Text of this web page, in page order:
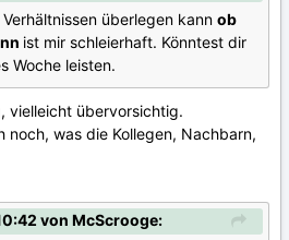
überlegen kann ob
ist mir schleierhaft. Könntest dir
Woche leisten.
vielleicht übervorsichtig.
noch, was die Kollegen, Nachbarn,
von McScrooge: